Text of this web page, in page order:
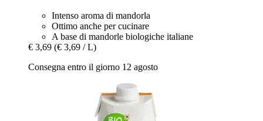
Intenso aroma di mandorla
Ottimo anche per cucinare
A base di mandorle biologiche italiane
€ 3,69 (€ 3,69 / L)
Consegna entro il giorno 12 agosto